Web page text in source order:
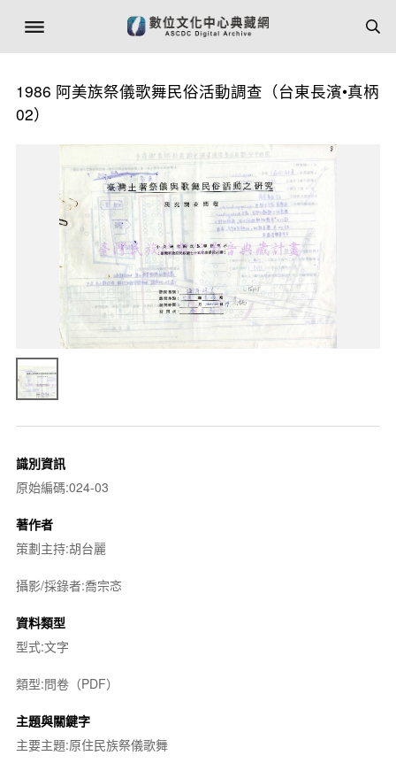
1986 阿美族祭儀歌舞民俗活動調查（台東長濱•真柄
02）
識別資訊
原始編碼:024-03
著作者
策劃主持:胡台麗
攝影/採錄者:喬宗忞
資料類型
型式:文字
類型:問卷（PDF）
主題與關鍵字
主要主題:原住民族祭儀歌舞